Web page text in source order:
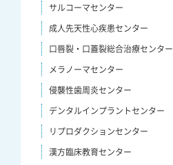
サルコーマセンター
成人先天性心疾患センター
口唇裂・口蓋裂総合治療センター
メラノーマセンター
侵襲性歯周炎センター
デンタルインプラントセンター
リプロダクションセンター
漢方臨床教育センター